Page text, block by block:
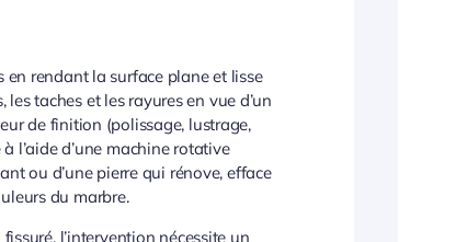
en rendant la surface plane et lisse
taches et les rayures en vue d’un
de finition (polissage, lustrage,
l’aide d’une machine rotative
ou d’une pierre qui rénove, efface
du marbre.
l’intervention nécessite un